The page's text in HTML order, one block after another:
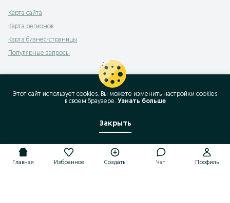
Карта сайта
Карта регионов
Карта бизнес-страницы
Популярные запросы
Главная Избранное Создать Чат Профиль
Этот сайт использует cookies. Вы можете изменить настройки cookies
в своeм браузере. Узнать больше
Закрыть